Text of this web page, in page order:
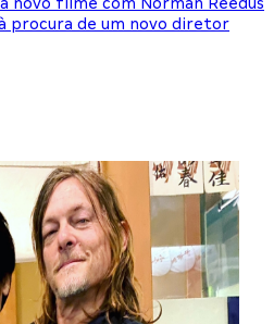
novo filme com Norman Reedus
procura de um novo diretor